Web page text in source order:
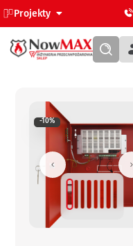
Projekty
-10%